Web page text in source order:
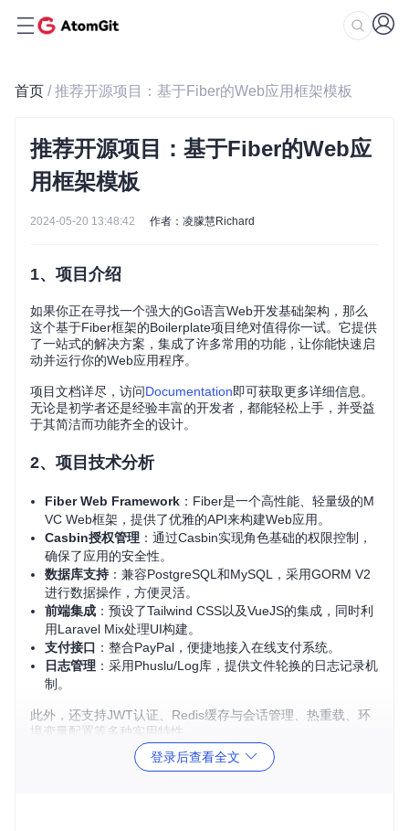
首页 / 推荐开源项目：基于Fiber的Web应用框架模板
推荐开源项目：基于Fiber的Web应
用框架模板
2024-05-20 13:48:42 作者：凌朦慧Richard
1、项目介绍
如果你正在寻找一个强大的Go语言Web开发基础架构，那么
这个基于Fiber框架的Boilerplate项目绝对值得你一试。它提供
了一站式的解决方案，集成了许多常用的功能，让你能快速启
动并运行你的Web应用程序。
项目文档详尽，访问Documentation即可获取更多详细信息。
无论是初学者还是经验丰富的开发者，都能轻松上手，并受益
于其简洁而功能齐全的设计。
2、项目技术分析
Fiber Web Framework ：Fiber是一个高性能、轻量级的M
VC Web框架，提供了优雅的API来构建Web应用。
Casbin授权管理 ：通过Casbin实现角色基础的权限控制，
确保了应用的安全性。
数据库支持 ：兼容PostgreSQL和MySQL，采用GORM V2
进行数据操作，方便灵活。
前端集成 ：预设了Tailwind CSS以及VueJS的集成，同时利
用Laravel Mix处理UI构建。
支付接口 ：整合PayPal，便捷地接入在线支付系统。
日志管理 ：采用Phuslu/Log库，提供文件轮换的日志记录机
制。
此外，还支持JWT认证、Redis缓存与会话管理、热重载、环
境变量配置等多种实用特性。
3、项目及技术应用场景
登录后查看全文